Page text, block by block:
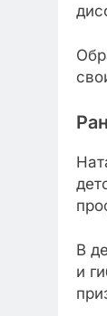
В
и